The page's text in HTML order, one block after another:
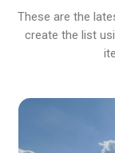
These are the
create the list